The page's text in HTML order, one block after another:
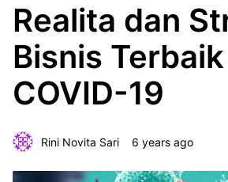
Realita dan
Bisnis
COVID-19
Rini Novita Sari 6 years ago